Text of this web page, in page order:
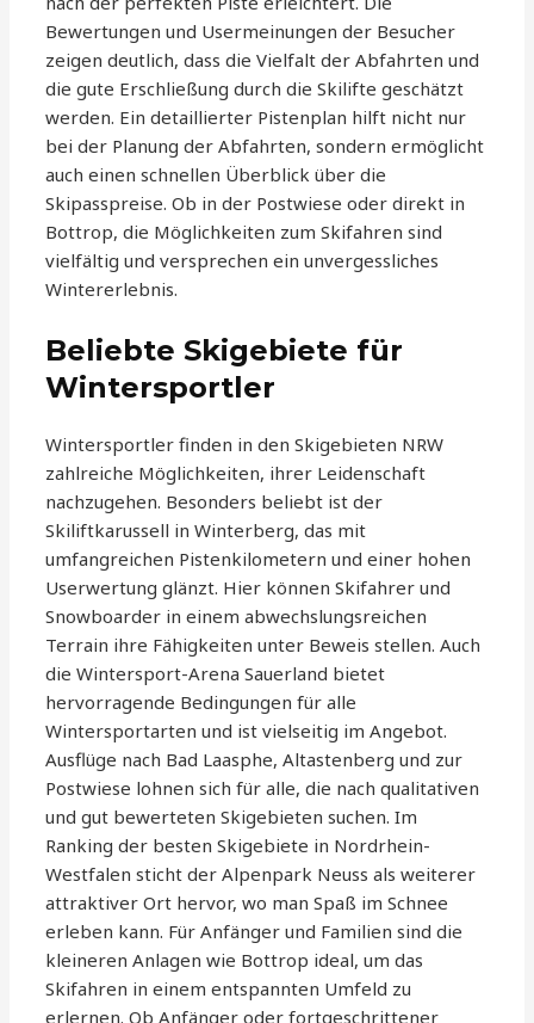
Bewertungen und Usermeinungen der Besucher
zeigen deutlich, dass die Vielfalt der Abfahrten und
die gute Erschließung durch die Skilifte geschätzt
werden. Ein detaillierter Pistenplan hilft nicht nur
bei der Planung der Abfahrten, sondern ermöglicht
auch einen schnellen Überblick über die
Skipasspreise. Ob in der Postwiese oder direkt in
Bottrop, die Möglichkeiten zum Skifahren sind
vielfältig und versprechen ein unvergessliches
Wintererlebnis.
Beliebte Skigebiete für
Wintersportler
Wintersportler finden in den Skigebieten NRW
zahlreiche Möglichkeiten, ihrer Leidenschaft
nachzugehen. Besonders beliebt ist der
Skiliftkarussell in Winterberg, das mit
umfangreichen Pistenkilometern und einer hohen
Userwertung glänzt. Hier können Skifahrer und
Snowboarder in einem abwechslungsreichen
Terrain ihre Fähigkeiten unter Beweis stellen. Auch
die Wintersport-Arena Sauerland bietet
hervorragende Bedingungen für alle
Wintersportarten und ist vielseitig im Angebot.
Ausflüge nach Bad Laasphe, Altastenberg und zur
Postwiese lohnen sich für alle, die nach qualitativen
und gut bewerteten Skigebieten suchen. Im
Ranking der besten Skigebiete in Nordrhein-
Westfalen sticht der Alpenpark Neuss als weiterer
attraktiver Ort hervor, wo man Spaß im Schnee
erleben kann. Für Anfänger und Familien sind die
kleineren Anlagen wie Bottrop ideal, um das
Skifahren in einem entspannten Umfeld zu
erlernen. Ob Anfänger oder fortgeschrittener